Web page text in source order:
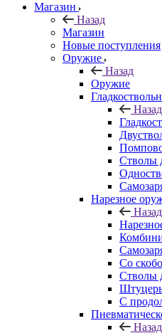
Магазин
Назад
Магазин
Новые поступления
Оружие
Назад
Оружие
Назад
Стволы
Нарезное
Назад
Со
Стволы
С
Назад